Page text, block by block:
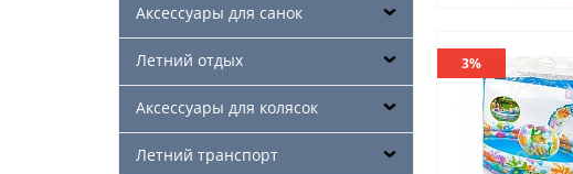
Аксессуары для санок
Летний отдых
Аксессуары для колясок
Летний транспорт
3%